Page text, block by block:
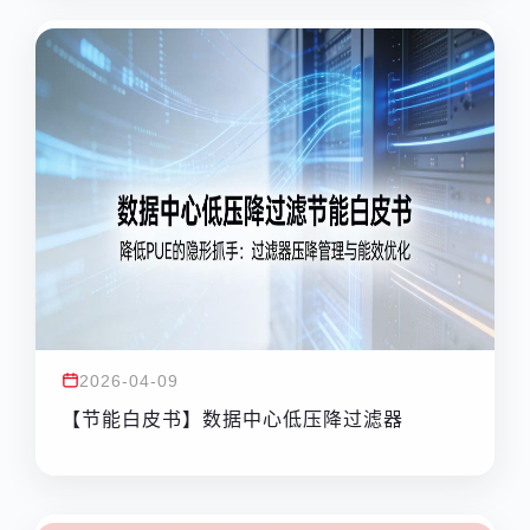
2026-04-09
【节能白皮书】数据中心低压降过滤器